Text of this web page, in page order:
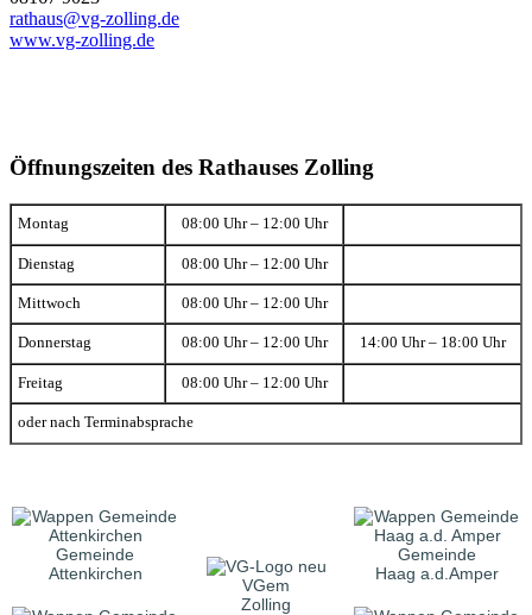
rathaus@vg-zolling.de
www.vg-zolling.de
Öffnungszeiten des Rathauses Zolling
Montag 08:00 Uhr – 12:00 Uhr
Dienstag 08:00 Uhr – 12:00 Uhr
Mittwoch 08:00 Uhr – 12:00 Uhr
Donnerstag 08:00 Uhr – 12:00 Uhr 14:00 Uhr – 18:00 Uhr
Freitag 08:00 Uhr – 12:00 Uhr
oder nach Terminabsprache
Gemeinde
Attenkirchen
VGem
Zolling
Gemeinde
Haag a.d.Amper